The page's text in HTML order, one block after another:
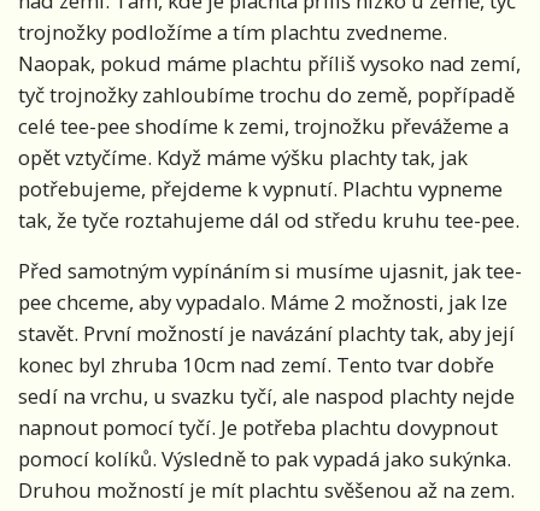
trojnožky podložíme a tím plachtu zvedneme.
Naopak, pokud máme plachtu příliš vysoko nad zemí,
tyč trojnožky zahloubíme trochu do země, popřípadě
celé tee-pee shodíme k zemi, trojnožku převážeme a
opět vztyčíme. Když máme výšku plachty tak, jak
potřebujeme, přejdeme k vypnutí. Plachtu vypneme
tak, že tyče roztahujeme dál od středu kruhu tee-pee.
Před samotným vypínáním si musíme ujasnit, jak tee-
pee chceme, aby vypadalo. Máme 2 možnosti, jak lze
stavět. První možností je navázání plachty tak, aby její
konec byl zhruba 10cm nad zemí. Tento tvar dobře
sedí na vrchu, u svazku tyčí, ale naspod plachty nejde
napnout pomocí tyčí. Je potřeba plachtu dovypnout
pomocí kolíků. Výsledně to pak vypadá jako sukýnka.
Druhou možností je mít plachtu svěšenou až na zem.